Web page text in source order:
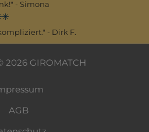
- Simona
- Dirk F.
2026 GIROMATCH
AGB